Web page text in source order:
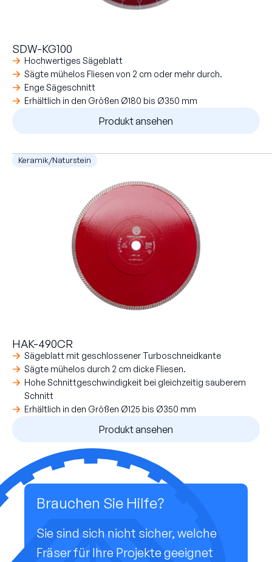
SDW-KG100
Hochwertiges Sägeblatt
Sägte mühelos Fliesen von 2 cm oder mehr durch.
Enge Sägeschnitt
Erhältlich in den Größen Ø180 bis Ø350 mm
Produkt ansehen
Keramik/Naturstein
HAK-490CR
Sägeblatt mit geschlossener Turboschneidkante
Sägte mühelos durch 2 cm dicke Fliesen.
Hohe Schnittgeschwindigkeit bei gleichzeitig sauberem
Schnitt
Erhältlich in den Größen Ø125 bis Ø350 mm
Produkt ansehen
Brauchen Sie Hilfe?
Sie sind sich nicht sicher, welche
Fräser für Ihre Projekte geeignet